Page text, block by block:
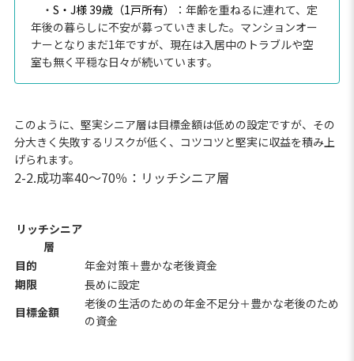
・ S・J様 39歳（1戸所有）
：年齢を重ねるに連れて、定
年後の暮らしに不安が募っていきました。マンションオー
ナーとなりまだ1年ですが、現在は入居中のトラブルや空
室も無く平穏な日々が続いています。
このように、堅実シニア層は目標金額は低めの設定ですが、その
分大きく失敗するリスクが低く、コツコツと堅実に収益を積み上
げられます。
2-2.成功率40～70％：リッチシニア層
リッチシニア
層
目的
年金対策＋豊かな老後資金
期限
長めに設定
目標金額
老後の生活のための年金不足分＋豊かな老後のため
の資金